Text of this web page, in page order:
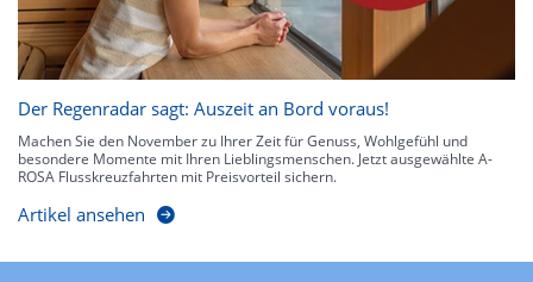
Der Regenradar sagt: Auszeit an Bord voraus!
Machen Sie den November zu Ihrer Zeit für Genuss, Wohlgefühl und
besondere Momente mit Ihren Lieblingsmenschen. Jetzt ausgewählte A-
ROSA Flusskreuzfahrten mit Preisvorteil sichern.
Artikel ansehen